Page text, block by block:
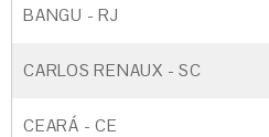
BANGU - RJ
CARLOS RENAUX - SC
CEARÁ - CE